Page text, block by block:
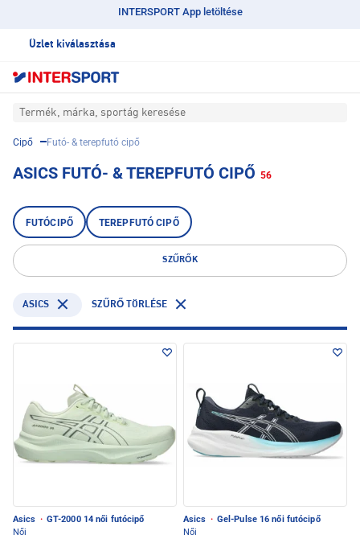
INTERSPORT App letöltése
Üzlet kiválasztása
Termék, márka, sportág keresése
Cipő Futó- & terepfutó cipő
ASICS FUTÓ- & TEREPFUTÓ CIPŐ 56
FUTÓCIPŐ TEREPFUTÓ CIPŐ
SZŰRŐK
ASICS SZŰRŐ TÖRLÉSE
Asics · GT-2000 14 női futócipő
Női
Asics · Gel-Pulse 16 női futócipő
Női